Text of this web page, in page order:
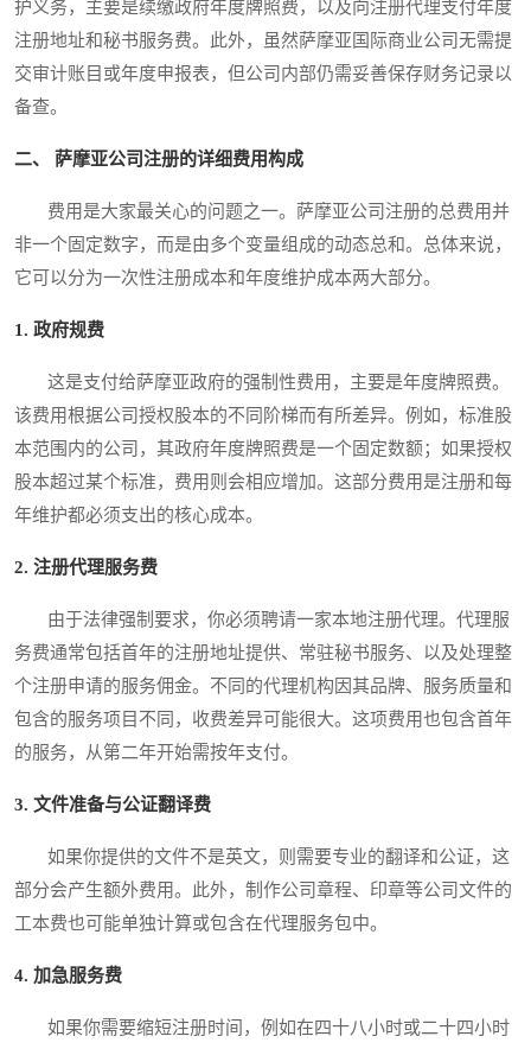
护义务，主要是续缴政府年度牌照费，以及向注册代理支付年度
注册地址和秘书服务费。此外，虽然萨摩亚国际商业公司无需提
交审计账目或年度申报表，但公司内部仍需妥善保存财务记录以
备查。
二、 萨摩亚公司注册的详细费用构成
费用是大家最关心的问题之一。萨摩亚公司注册的总费用并
非一个固定数字，而是由多个变量组成的动态总和。总体来说，
它可以分为一次性注册成本和年度维护成本两大部分。
1. 政府规费
这是支付给萨摩亚政府的强制性费用，主要是年度牌照费。
该费用根据公司授权股本的不同阶梯而有所差异。例如，标准股
本范围内的公司，其政府年度牌照费是一个固定数额；如果授权
股本超过某个标准，费用则会相应增加。这部分费用是注册和每
年维护都必须支出的核心成本。
2. 注册代理服务费
由于法律强制要求，你必须聘请一家本地注册代理。代理服
务费通常包括首年的注册地址提供、常驻秘书服务、以及处理整
个注册申请的服务佣金。不同的代理机构因其品牌、服务质量和
包含的服务项目不同，收费差异可能很大。这项费用也包含首年
的服务，从第二年开始需按年支付。
3. 文件准备与公证翻译费
如果你提供的文件不是英文，则需要专业的翻译和公证，这
部分会产生额外费用。此外，制作公司章程、印章等公司文件的
工本费也可能单独计算或包含在代理服务包中。
4. 加急服务费
如果你需要缩短注册时间，例如在四十八小时或二十四小时